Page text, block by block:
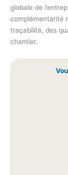
globale de
complémentarité
traçabilité, des
chantier.